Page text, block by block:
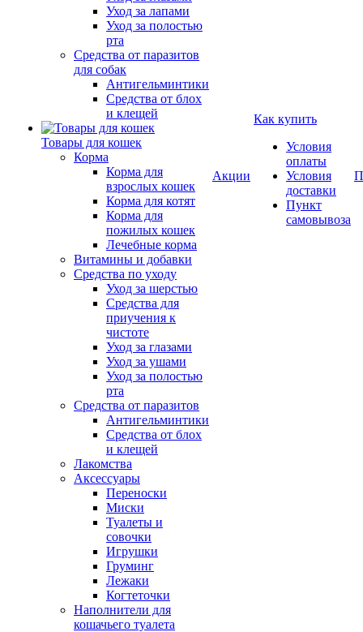
Уход за лапами
Уход за полостью
рта
Средства от паразитов
для собак
Антигельминтики
Средства от блох
и клещей
Товары для кошек
Корма
Корма для
взрослых кошек
Корма для котят
Корма для
пожилых кошек
Лечебные корма
Витамины и добавки
Средства по уходу
Уход за шерстью
Средства для
приучения к
чистоте
Уход за глазами
Уход за ушами
Уход за полостью
рта
Средства от паразитов
Антигельминтики
Средства от блох
и клещей
Лакомства
Аксессуары
Переноски
Миски
Туалеты и
совочки
Игрушки
Груминг
Лежаки
Когтеточки
Наполнители для
кошачьего туалета
Акции
Как купить
Условия
оплаты
Условия
доставки
Пункт
самовывоза